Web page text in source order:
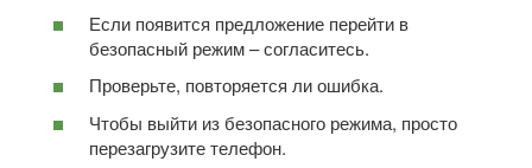
Если появится предложение перейти в
безопасный режим – согласитесь.
Проверьте, повторяется ли ошибка.
Чтобы выйти из безопасного режима, просто
перезагрузите телефон.